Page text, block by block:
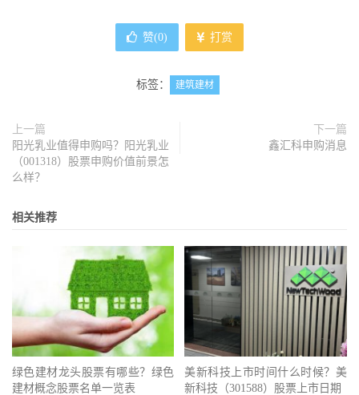
赞(0) 打赏
标签： 建筑建材
上一篇
阳光乳业值得申购吗？阳光乳业
（001318）股票申购价值前景怎
么样？
下一篇
鑫汇科申购消息
相关推荐
绿色建材龙头股票有哪些？绿色
建材概念股票名单一览表
美新科技上市时间什么时候？美
新科技（301588）股票上市日期